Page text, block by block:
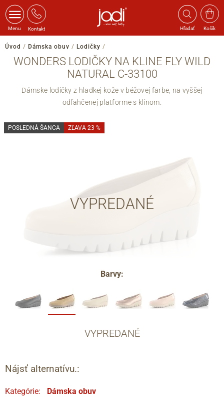
Menu Kontakt Hľadať Košík
Úvod / Dámska obuv / Lodičky /
WONDERS LODIČKY NA KLINE FLY WILD
NATURAL C-33100
Dámske lodičky z hladkej kože v béžovej farbe, na vyššej
odľahčenej platforme s klinom.
VYPREDANÉ
POSLEDNÁ ŠANCA ZĽAVA 23 %
Barvy:
VYPREDANÉ
Nájsť alternatívu.:
Kategórie:
Dámska obuv